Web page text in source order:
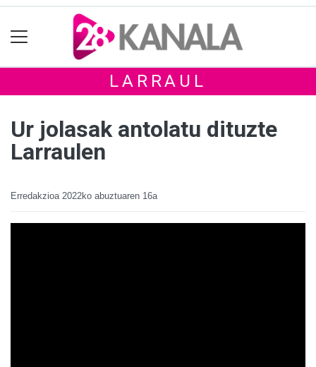
LARRAUL
Ur jolasak antolatu dituzte
Larraulen
Erredakzioa 2022ko abuztuaren 16a